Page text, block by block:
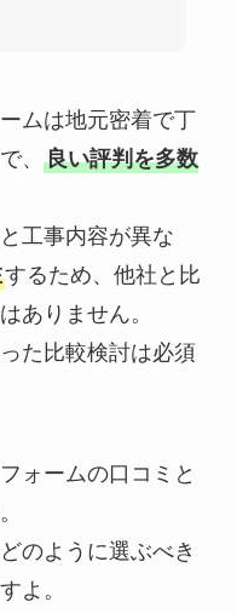
ムは地元密着で丁
、 良い評判を多数
工事内容が異な
するため、他社と比
ありません。
た比較検討は必須
ォームの口コミと
のように選ぶべき
よ。